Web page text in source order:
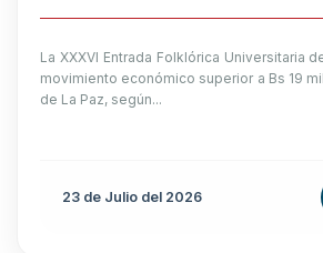
La XXXVI Entrada Folklórica Universitaria
movimiento económico superior a Bs 19
de La Paz, según...
23 de Julio del 2026